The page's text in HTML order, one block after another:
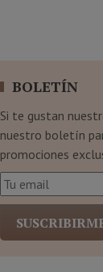
BOLETÍN
Si te gustan
nuestro boletín
promociones